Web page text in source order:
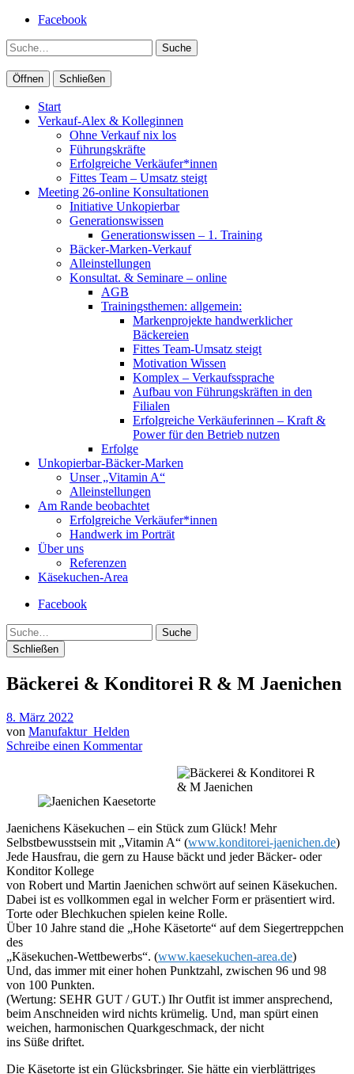
Facebook
Suche
Öffnen Schließen
Start
Verkauf-Alex & Kolleginnen
Ohne Verkauf nix los
Führungskräfte
Erfolgreiche Verkäufer*innen
Fittes Team – Umsatz steigt
Meeting 26-online Konsultationen
Initiative Unkopierbar
Generationswissen
Generationswissen – 1. Training
Bäcker-Marken-Verkauf
Alleinstellungen
Konsultat. & Seminare – online
AGB
Trainingsthemen: allgemein:
Markenprojekte handwerklicher
Bäckereien
Fittes Team-Umsatz steigt
Motivation Wissen
Komplex – Verkaufssprache
Aufbau von Führungskräften in den
Filialen
Erfolgreiche Verkäuferinnen – Kraft &
Power für den Betrieb nutzen
Erfolge
Unkopierbar-Bäcker-Marken
Unser „Vitamin A“
Alleinstellungen
Am Rande beobachtet
Erfolgreiche Verkäufer*innen
Handwerk im Porträt
Über uns
Referenzen
Käsekuchen-Area
Facebook
Suche
Schließen
Bäckerei & Konditorei R & M Jaenichen
8. März 2022
von Manufaktur_Helden
Schreibe einen Kommentar
Jaenichens Käsekuchen – ein Stück zum Glück! Mehr
Selbstbewusstsein mit „Vitamin A“ (www.konditorei-jaenichen.de)
Jede Hausfrau, die gern zu Hause bäckt und jeder Bäcker- oder
Konditor Kollege
von Robert und Martin Jaenichen schwört auf seinen Käsekuchen.
Dabei ist es vollkommen egal in welcher Form er präsentiert wird.
Torte oder Blechkuchen spielen keine Rolle.
Über 10 Jahre stand die „Hohe Käsetorte“ auf dem Siegertreppchen
des
„Käsekuchen-Wettbewerbs“. (www.kaesekuchen-area.de)
Und, das immer mit einer hohen Punktzahl, zwischen 96 und 98
von 100 Punkten.
(Wertung: SEHR GUT / GUT.) Ihr Outfit ist immer ansprechend,
beim Anschneiden wird nichts krümelig. Und, man spürt einen
weichen, harmonischen Quarkgeschmack, der nicht
ins Süße driftet.
Die Käsetorte ist ein Glücksbringer. Sie hätte ein vierblättriges